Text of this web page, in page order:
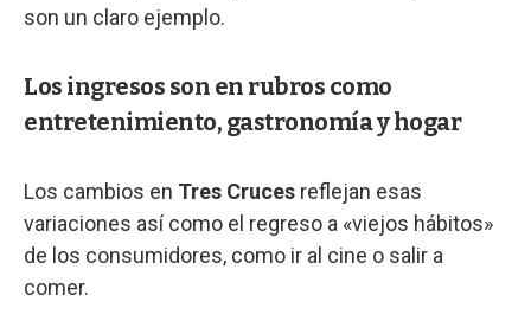
son un claro ejemplo.
Los ingresos son en rubros como
entretenimiento, gastronomía y hogar
Los cambios en Tres Cruces reflejan esas
variaciones así como el regreso a «viejos hábitos»
de los consumidores, como ir al cine o salir a
comer.